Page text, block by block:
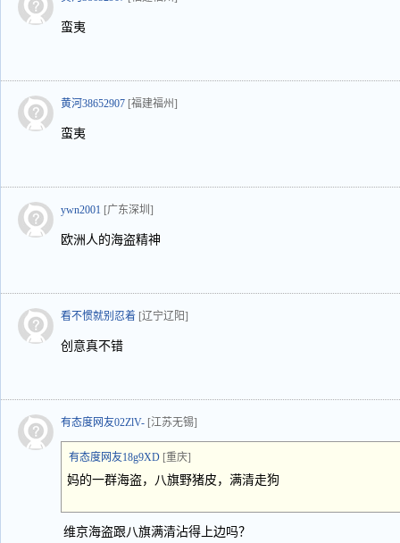
蛮夷
黄河38652907 [福建福州]
蛮夷
ywn2001 [广东深圳]
欧洲人的海盗精神
看不惯就别忍着 [辽宁辽阳]
创意真不错
有态度网友02ZlV- [江苏无锡]
有态度网友18g9XD [重庆]
妈的一群海盗，八旗野猪皮，满清走狗
维京海盗跟八旗满清沾得上边吗？